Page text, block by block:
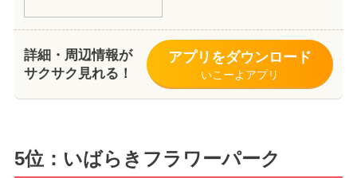
詳細・周辺情報が
サクサク見れる！
アプリをダウンロード
いこーよアプリ
5位：いばらきフラワーパーク